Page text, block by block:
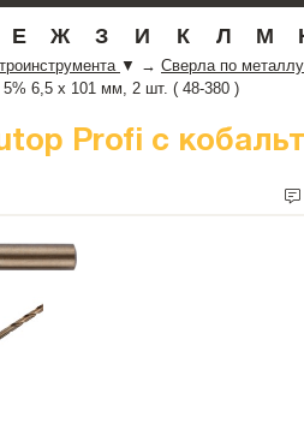
Е Ж З И К Л М
▼ → Сверла по металлу
6,5 x 101 мм, 2 шт. ( 48-380 )
Profi с